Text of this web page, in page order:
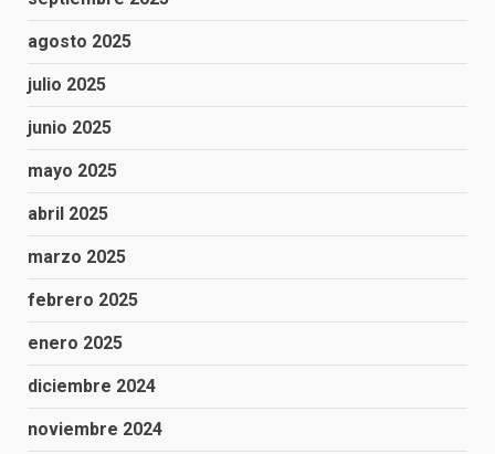
agosto 2025
julio 2025
junio 2025
mayo 2025
abril 2025
marzo 2025
febrero 2025
enero 2025
diciembre 2024
noviembre 2024